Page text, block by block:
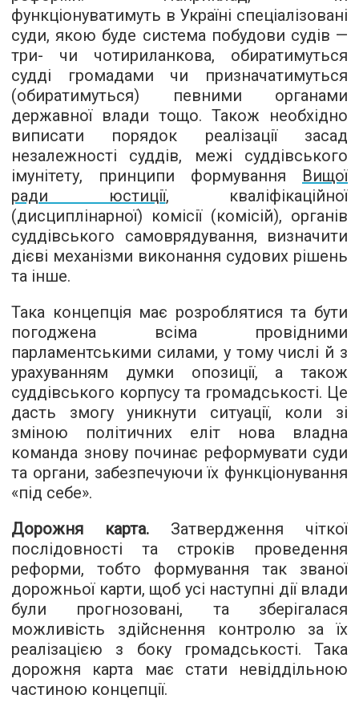
функціонуватимуть в Україні спеціалізовані
суди, якою буде система побудови судів —
три- чи чотириланкова, обиратимуться
судді громадами чи призначатимуться
(обиратимуться) певними органами
державної влади тощо. Також необхідно
виписати порядок реалізації засад
незалежності суддів, межі суддівського
імунітету, принципи формування Вищої
ради юстиції, кваліфікаційної
(дисциплінарної) комісії (комісій), органів
суддівського самоврядування, визначити
дієві механізми виконання судових рішень
та інше.
Така концепція має розроблятися та бути
погоджена всіма провідними
парламентськими силами, у тому числі й з
урахуванням думки опозиції, а також
суддівського корпусу та громадськості. Це
дасть змогу уникнути ситуації, коли зі
зміною політичних еліт нова владна
команда знову починає реформувати суди
та органи, забезпечуючи їх функціонування
«під себе».
Дорожня карта. Затвердження чіткої
послідовності та строків проведення
реформи, тобто формування так званої
дорожньої карти, щоб усі наступні дії влади
були прогнозовані, та зберігалася
можливість здійснення контролю за їх
реалізацією з боку громадськості. Така
дорожня карта має стати невіддільною
частиною концепції.